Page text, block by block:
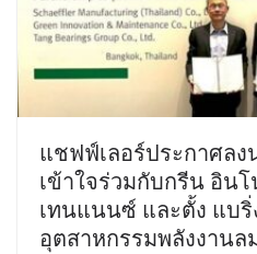
แชฟฟ์เลอร์ประกาศล
เข้าใจร่วมกับกรีน อิน
เทนแนนซ์ และตั้ง แบ
อุตสาหกรรมพลังงานล